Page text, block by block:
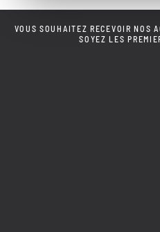
VOUS SOUHAITEZ RECEVOIR NOS
SOYEZ LES